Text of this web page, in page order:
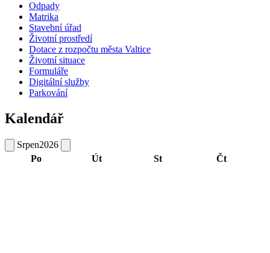
Odpady
Matrika
Stavební úřad
Životní prostředí
Dotace z rozpočtu města Valtice
Životní situace
Formuláře
Digitální služby
Parkování
Kalendář
Srpen2026
Po
Út St Čt